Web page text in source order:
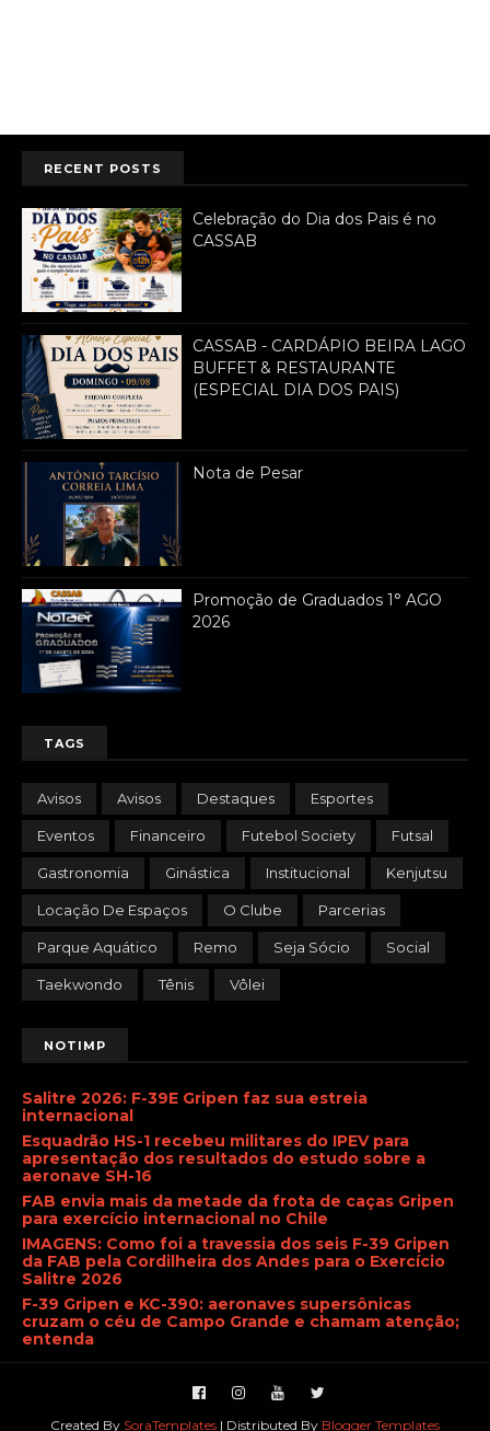
RECENT POSTS
Celebração do Dia dos Pais é no
CASSAB
CASSAB - CARDÁPIO BEIRA LAGO
BUFFET & RESTAURANTE
(ESPECIAL DIA DOS PAIS)
Nota de Pesar
Promoção de Graduados 1° AGO
2026
TAGS
Avisos Avisos Destaques Esportes
Eventos Financeiro Futebol Society Futsal
Gastronomia Ginástica Institucional Kenjutsu
Locação De Espaços O Clube Parcerias
Parque Aquático Remo Seja Sócio Social
Taekwondo Tênis Vôlei
NOTIMP
Salitre 2026: F-39E Gripen faz sua estreia
internacional
Esquadrão HS-1 recebeu militares do IPEV para
apresentação dos resultados do estudo sobre a
aeronave SH-16
FAB envia mais da metade da frota de caças Gripen
para exercício internacional no Chile
IMAGENS: Como foi a travessia dos seis F-39 Gripen
da FAB pela Cordilheira dos Andes para o Exercício
Salitre 2026
F-39 Gripen e KC-390: aeronaves supersônicas
cruzam o céu de Campo Grande e chamam atenção;
entenda
Created By SoraTemplates | Distributed By Blogger Templates